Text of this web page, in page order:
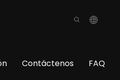
Contáctenos FAQ